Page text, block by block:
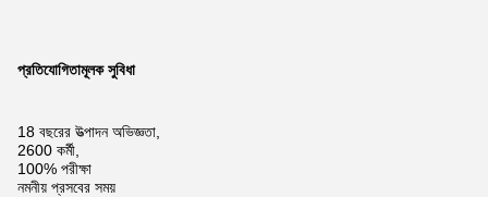
প্রতিযোগিতামূলক সুবিধা
18 বছরের উত্পাদন অভিজ্ঞতা,
2600 কর্মী,
100% পরীক্ষা
নমনীয় প্রসবের সময়